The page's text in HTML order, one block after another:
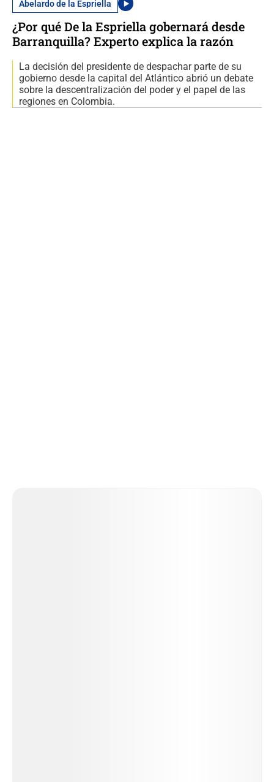
Abelardo de la Espriella
¿Por qué De la Espriella gobernará desde
Barranquilla? Experto explica la razón
La decisión del presidente de despachar parte de su
gobierno desde la capital del Atlántico abrió un debate
sobre la descentralización del poder y el papel de las
regiones en Colombia.